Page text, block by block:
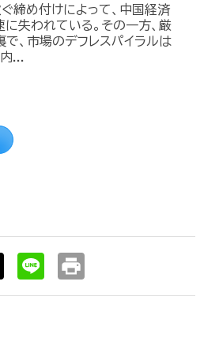
締め付けによって、中国経済
に失われている。その一方、厳
、市場のデフレスパイラルは
...
print